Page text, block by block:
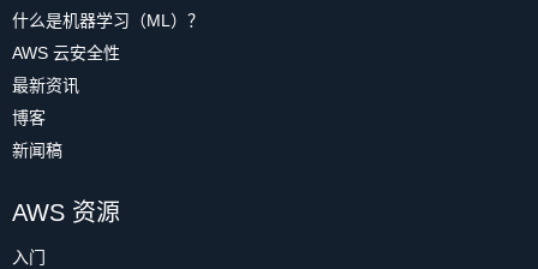
什么是机器学习（ML）？
AWS 云安全性
最新资讯
博客
新闻稿
AWS 资源
入门